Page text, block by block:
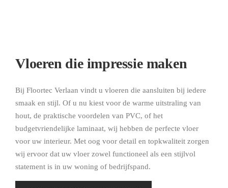
Vloeren die impressie maken
Bij Floortec Verlaan vindt u vloeren die aansluiten bij iedere
smaak en stijl. Of u nu kiest voor de warme uitstraling van
hout, de praktische voordelen van PVC, of het
budgetvriendelijke laminaat, wij hebben de perfecte vloer
voor uw interieur. Met oog voor detail en topkwaliteit zorgen
wij ervoor dat uw vloer zowel functioneel als een stijlvol
statement is in uw woning of bedrijfspand.